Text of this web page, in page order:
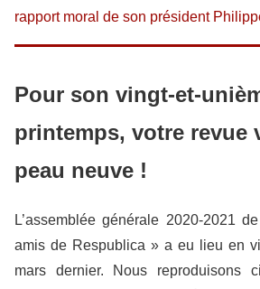
rapport moral de son président
Pour son vingt-et-
printemps, votre revue
peau neuve !
L’assemblée générale 2020-2021
amis de Respublica » a eu lieu en
mars dernier. Nous reproduisons